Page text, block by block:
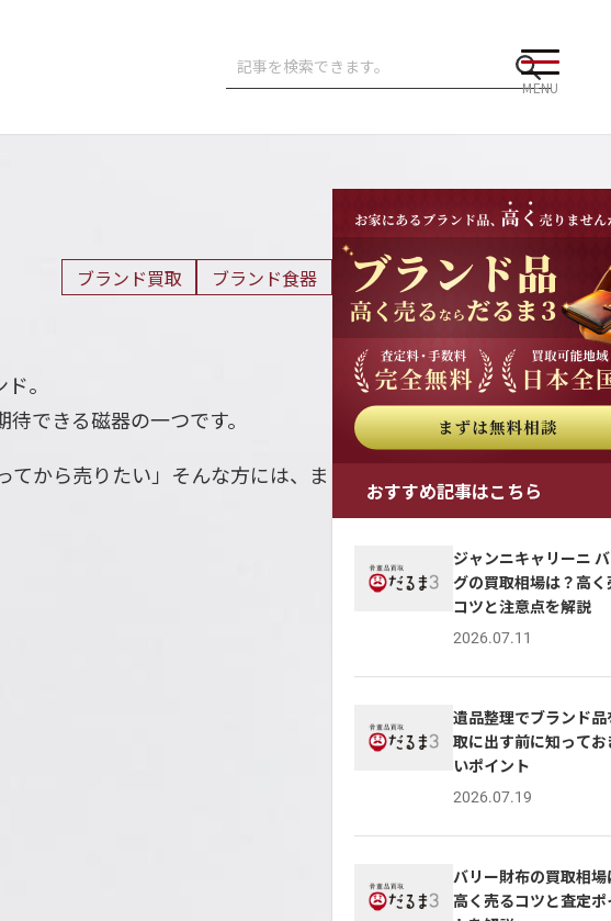
MENU
ブランド買取 ブランド食器
。
できる磁器の一つです。
てから売りたい」そんな方には、ま
おすすめ記事はこちら
ジャンニキャリーニ
グの買取相場は？高く
コツと注意点を解説
2026.07.11
遺品整理でブランド品
取に出す前に知ってお
いポイント
2026.07.19
バリー財布の買取相場
高く売るコツと査定ポ